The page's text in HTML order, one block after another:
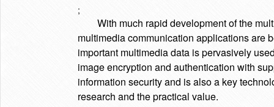
;
With much rapid development of the
multimedia communication applications are
important multimedia data is pervasively
image encryption and authentication with
information security and is also a key
research and the practical value.